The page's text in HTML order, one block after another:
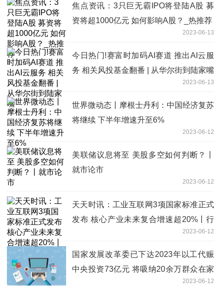
焦点资讯：3只巨无霸IPO将登陆A股 募
资将超1000亿元 如何影响A股？_热推荐
2023-06-13
今日热门!赛富时加码AI赛道 推出AI云服
务 相关风投基金翻番 | 从华尔街到陆家嘴
2023-06-13
世界微动态丨摩根士丹利：中国经济复苏
将继续 下半年增速升至6%
2023-06-12
美联储议息将至 美股多空如何判断？丨
就市论市
2023-06-12
天天时讯：工业互联网3项国家标准正式
发布 核心产业未来复合增速超20%丨行
2023-06-12
国家发展改革委已下达2023年以工代赈
中央投资73亿元 将吸纳20余万群众在家
2023-06-12